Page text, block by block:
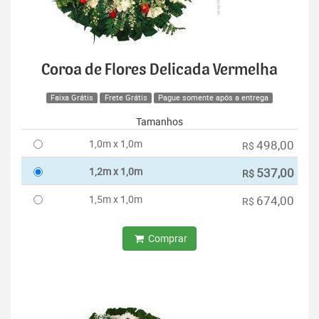
Coroa de Flores Delicada Vermelha
Faixa Grátis Frete Grátis Pague somente após a entrega
Tamanhos
1,0m x 1,0m
R$ 498,00
1,2m x 1,0m R$ 537,00
1,5m x 1,0m R$ 674,00
Comprar